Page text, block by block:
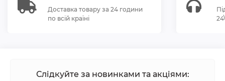
Доставка товару за 24 години
по всій країні
Слідкуйте за новинками та акціями: